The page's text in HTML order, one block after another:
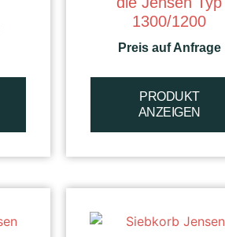
1300/1200
Preis auf Anfrage
PRODUKT
ANZEIGEN